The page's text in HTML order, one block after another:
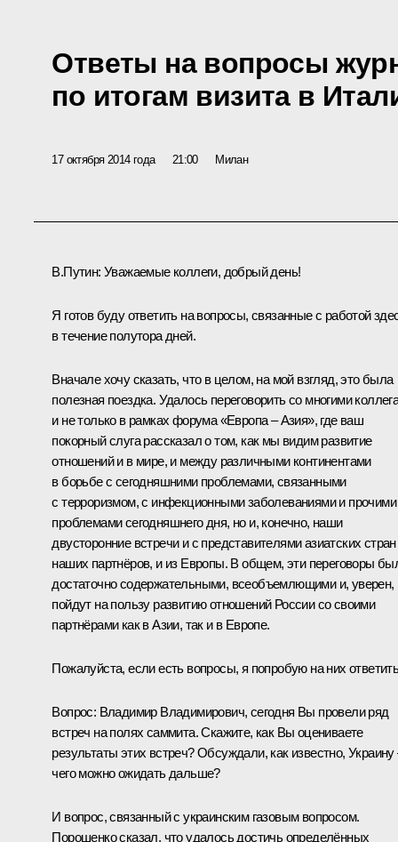
Ответы на вопросы
по итогам визита в
17 октября 2014 года 21:00 Милан
В.Путин: Уважаемые коллеги, добрый день!
Я готов буду ответить на вопросы, связанные с работой
в течение полутора дней.
Вначале хочу сказать, что в целом, на мой взгляд, это была
полезная поездка. Удалось переговорить со многими
и не только в рамках форума «Европа – Азия», где ваш
покорный слуга рассказал о том, как мы видим развитие
отношений и в мире, и между различными континентами
в борьбе с сегодняшними проблемами, связанными
с терроризмом, с инфекционными заболеваниями и прочими
проблемами сегодняшнего дня, но и, конечно, наши
двусторонние встречи и с представителями азиатских
наших партнёров, и из Европы. В общем, эти переговоры
достаточно содержательными, всеобъемлющими и, уверен,
пойдут на пользу развитию отношений России со своими
партнёрами как в Азии, так и в Европе.
Пожалуйста, если есть вопросы, я попробую на них
Вопрос: Владимир Владимирович, сегодня Вы провели ряд
встреч на полях саммита. Скажите, как Вы оцениваете
результаты этих встреч? Обсуждали, как известно, Украину
чего можно ожидать дальше?
И вопрос, связанный с украинским газовым вопросом.
Порошенко сказал, что удалось достичь определённых